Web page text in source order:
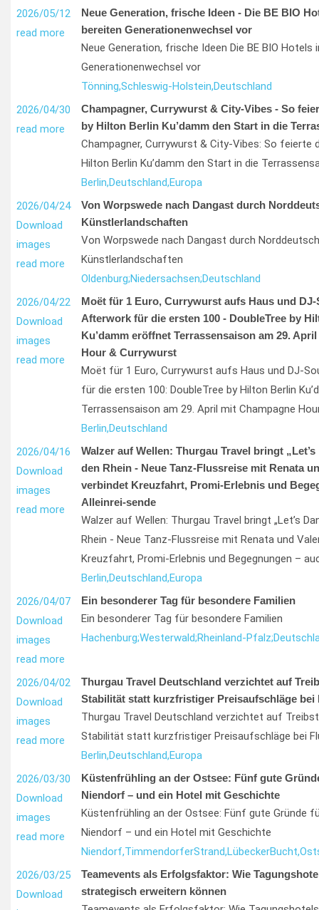
2026/05/12
read more
Neue Generation, frische Ideen - Die BE BIO
bereiten Generationenwechsel vor
Neue Generation, frische Ideen Die BE BIO Hotels
Generationenwechsel vor
Tönning,Schleswig-Holstein,Deutschland
2026/04/30
read more
Champagner, Currywurst & City-Vibes - So
by Hilton Berlin Ku’damm den Start in die
Champagner, Currywurst & City-Vibes: So feierte
Hilton Berlin Ku’damm den Start in die
Berlin,Deutschland,Europa
2026/04/24
Download
images
read more
Von Worpswede nach Dangast durch
Künstlerlandschaften
Von Worpswede nach Dangast durch
Künstlerlandschaften
Oldenburg;Niedersachsen;Deutschland
2026/04/22
Download
images
read more
Moët für 1 Euro, Currywurst aufs Haus und
Afterwork für die ersten 100 - DoubleTree by
Ku’damm eröffnet Terrassensaison am 29.
Hour & Currywurst
Moët für 1 Euro, Currywurst aufs Haus und DJ-
für die ersten 100: DoubleTree by Hilton Berlin
Terrassensaison am 29. April mit Champagne
Berlin,Deutschland
2026/04/16
Download
images
read more
Walzer auf Wellen: Thurgau Travel bringt
den Rhein - Neue Tanz-Flussreise mit Renata
verbindet Kreuzfahrt, Promi-Erlebnis und
Alleinrei-sende
Walzer auf Wellen: Thurgau Travel bringt „Let’s
Rhein - Neue Tanz-Flussreise mit Renata und
Kreuzfahrt, Promi-Erlebnis und Begegnungen –
Berlin,Deutschland,Europa
2026/04/07
Download
images
read more
Ein besonderer Tag für besondere Familien
Ein besonderer Tag für besondere Familien
Hachenburg;Westerwald;Rheinland-Pfalz;
2026/04/02
Download
images
read more
Thurgau Travel Deutschland verzichtet auf
Stabilität statt kurzfristiger Preisaufschläge bei
Thurgau Travel Deutschland verzichtet auf
Stabilität statt kurzfristiger Preisaufschläge bei
Berlin,Deutschland,Europa
2026/03/30
Download
images
read more
Küstenfrühling an der Ostsee: Fünf gute
Niendorf – und ein Hotel mit Geschichte
Küstenfrühling an der Ostsee: Fünf gute Gründe
Niendorf – und ein Hotel mit Geschichte
Niendorf,TimmendorferStrand,LübeckerBucht,
2026/03/25
Download
Teamevents als Erfolgsfaktor: Wie
strategisch erweitern können